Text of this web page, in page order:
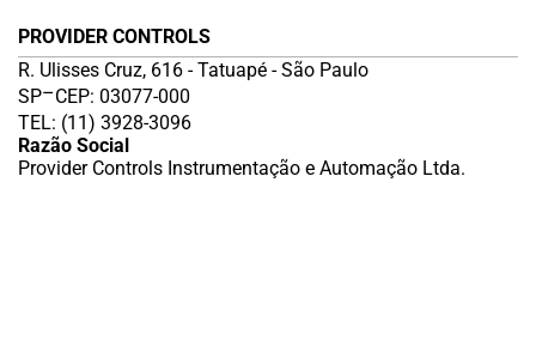
PROVIDER CONTROLS
R. Ulisses Cruz, 616 - Tatuapé - São Paulo
SP–CEP: 03077-000
TEL: (11) 3928-3096
Razão Social
Provider Controls Instrumentação e Automação Ltda.